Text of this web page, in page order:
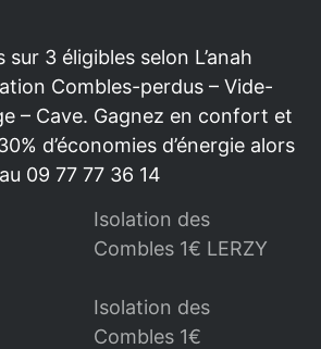
3 éligibles selon L’anah
Combles-perdus – Vide-
– Cave. Gagnez en confort et
d’économies d’énergie alors
09 77 77 36 14
Isolation des
Combles 1€ LERZY
Isolation des
Combles 1€